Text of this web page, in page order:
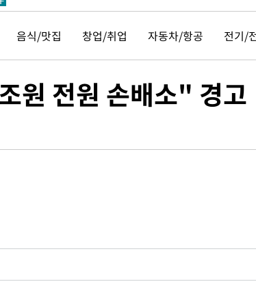
음식/맛집 창업/취업 자동차/항공 전기/
원 전원 손배소" 경고